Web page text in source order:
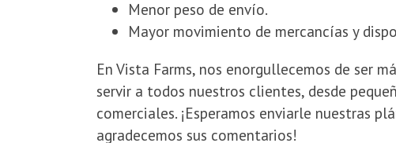
Menor peso de envío.
Mayor movimiento de mercancías y
En Vista Farms, nos enorgullecemos de ser
servir a todos nuestros clientes, desde
comerciales. ¡Esperamos enviarle nuestras
agradecemos sus comentarios!